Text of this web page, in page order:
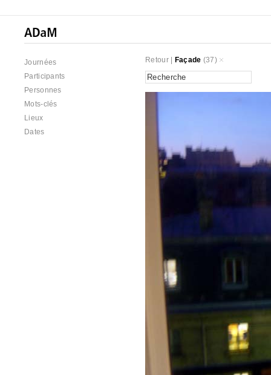
Journées
Participants
Personnes
Mots-clés
Lieux
Dates
Retour| Façade (37)